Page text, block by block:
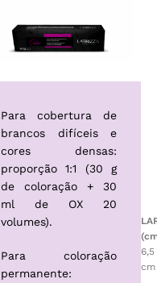
16,1 cm
6,5
cm
Para cobertura de
brancos difíceis e
cores densas:
proporção 1:1 (30 g
de coloração + 30
ml de OX 20
volumes).
Para coloração
permanente: